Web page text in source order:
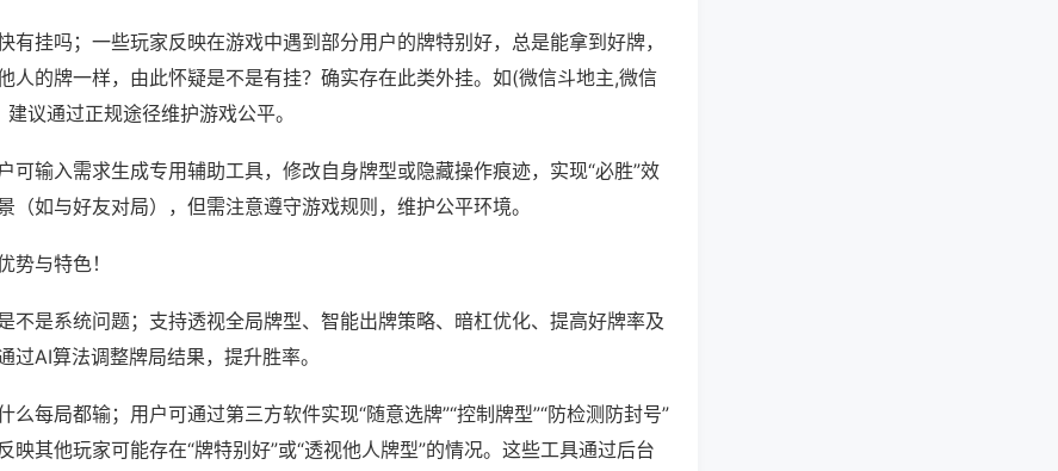
有挂吗；一些玩家反映在游戏中遇到部分用户的牌特别好，总是能拿到好牌，
人的牌一样，由此怀疑是不是有挂？确实存在此类外挂。如(微信斗地主,微信
议通过正规途径维护游戏公平。
可输入需求生成专用辅助工具，修改自身牌型或隐藏操作痕迹，实现“必胜”效
（如与好友对局），但需注意遵守游戏规则，维护公平环境。
势与特色！
不是系统问题；支持透视全局牌型、智能出牌策略、暗杠优化、提高好牌率及
过AI算法调整牌局结果，提升胜率。
么每局都输；用户可通过第三方软件实现“随意选牌”“控制牌型”“防检测防封号”
映其他玩家可能存在“牌特别好”或“透视他人牌型”的情况。这些工具通过后台